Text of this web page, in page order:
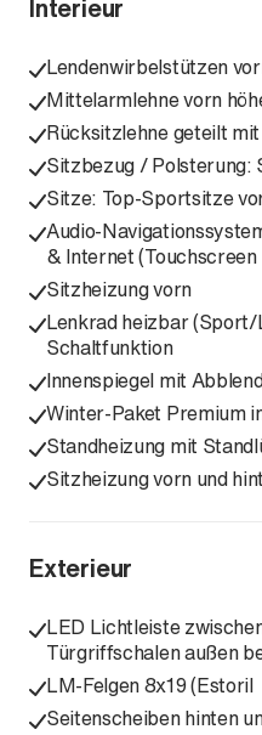
Interieur
Lendenwirbelstützen
Mittelarmlehne vorn
Rücksitzlehne geteilt
Sitzbezug / Polsterung:
Sitze: Top-Sportsitze
Audio-
& Internet (Touchscreen
Sitzheizung vorn
Lenkrad heizbar
Schaltfunktion
Innenspiegel mit
Winter-Paket Premium
Standheizung mit
Sitzheizung vorn und
Exterieur
LED Lichtleiste
Türgriffschalen außen
LM-Felgen 8x19 (Estoril
Seitenscheiben hinten